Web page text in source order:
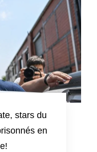
stars du
en